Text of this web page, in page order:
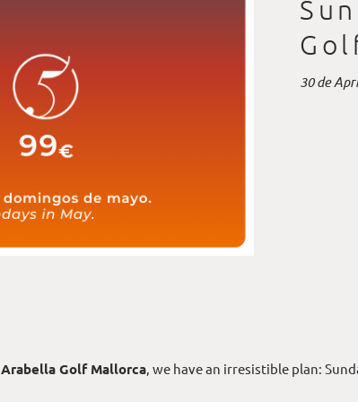
30 de
Arabella Golf Mallorca, we have an irresistible plan: